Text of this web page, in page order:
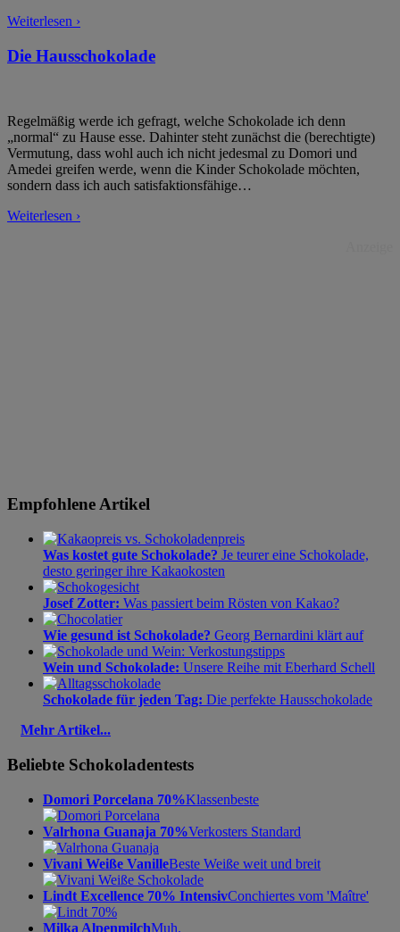
Weiterlesen ›
Die Hausschokolade
Regelmäßig werde ich gefragt, welche Schokolade ich denn
„normal“ zu Hause esse. Dahinter steht zunächst die (berechtigte)
Vermutung, dass wohl auch ich nicht jedesmal zu Domori und
Amedei greifen werde, wenn die Kinder Schokolade möchten,
sondern dass ich auch satisfaktionsfähige…
Weiterlesen ›
Empfohlene Artikel
Was kostet gute Schokolade? Je teurer eine Schokolade,
desto geringer ihre Kakaokosten
Josef Zotter: Was passiert beim Rösten von Kakao?
Wie gesund ist Schokolade? Georg Bernardini klärt auf
Wein und Schokolade: Unsere Reihe mit Eberhard Schell
Schokolade für jeden Tag: Die perfekte Hausschokolade
Mehr Artikel...
Beliebte Schokoladentests
Domori Porcelana 70%Klassenbeste
Valrhona Guanaja 70%Verkosters Standard
Vivani Weiße VanilleBeste Weiße weit und breit
Lindt Excellence 70% IntensivConchiertes vom 'Maître'
Milka AlpenmilchMuh.